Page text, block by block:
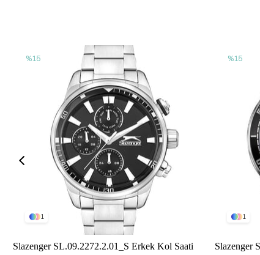
1
Slazenger SL.09.2272.2.01_S Erkek Kol Saati
%15
1
Slazenger
%15